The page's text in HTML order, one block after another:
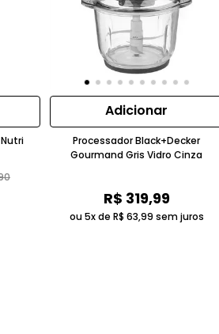
Adicionar
Processador Black+Decker
Gourmand Gris Vidro Cinza
R$ 319,99
ou 5x de R$ 63,99 sem juros